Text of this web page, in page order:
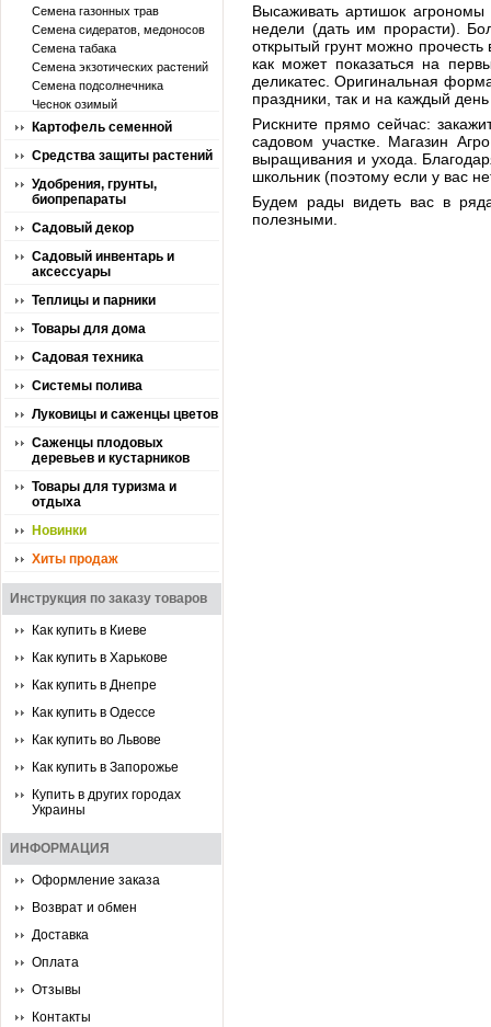
Семена газонных трав
Семена сидератов, медоносов
Семена табака
Семена экзотических растений
Семена подсолнечника
Чеснок озимый
Картофель семенной
Средства защиты растений
Удобрения, грунты,
биопрепараты
Садовый декор
Садовый инвентарь и
аксессуары
Теплицы и парники
Товары для дома
Садовая техника
Системы полива
Луковицы и саженцы цветов
Саженцы плодовых
деревьев и кустарников
Товары для туризма и
отдыха
Новинки
Хиты продаж
Инструкция по заказу товаров
Как купить в Киеве
Как купить в Харькове
Как купить в Днепре
Как купить в Одессе
Как купить во Львове
Как купить в Запорожье
Купить в других городах
Украины
ИНФОРМАЦИЯ
Оформление заказа
Возврат и обмен
Доставка
Оплата
Отзывы
Контакты
Высаживать артишок
недели (дать им прорасти).
открытый грунт можно
как может показаться на
деликатес. Оригинальная
праздники, так и на каждый
Рискните прямо сейчас:
садовом участке. Магазин
выращивания и ухода.
школьник (поэтому если у вас
Будем рады видеть вас в
полезными.